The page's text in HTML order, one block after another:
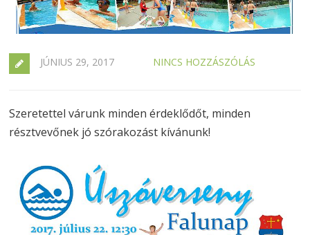
JÚNIUS 29, 2017 NINCS HOZZÁSZÓLÁS
Szeretettel várunk minden érdeklődőt, minden
résztvevőnek jó szórakozást kívánunk!